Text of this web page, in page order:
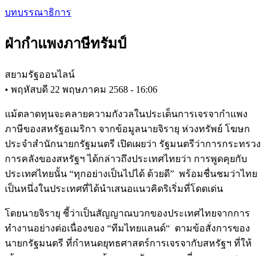
Skip
content
บทบรรณาธิการ
ฝ่ากำแพงภาษีทรัมป์
สยามรัฐออนไลน์
• พฤหัสบดี 22 พฤษภาคม 2568 - 16:06
แม้ตลาดทุนจะคลายความกังวลในประเด็นการเจรจากำแพง
ภาษีของสหรัฐอเมริกา จากข้อมูลนายจิรายุ ห่วงทรัพย์ โฆษก
ประจำสำนักนายกรัฐมนตรี เปิดเผยว่า รัฐมนตรีว่าการกระทรวง
การคลังของสหรัฐฯ ได้กล่าวถึงประเทศไทยว่า การพูดคุยกับ
ประเทศไทยนั้น “ทุกอย่างเป็นไปได้ ด้วยดี” พร้อมชื่นชมว่าไทย
เป็นหนึ่งในประเทศที่ได้นำเสนอแนวคิดริเริ่มที่โดดเด่น
โดยนายจิรายุ ชี้ว่าเป็นสัญญาณบวกของประเทศไทยจากการ
ทำงานอย่างต่อเนื่องของ “ทีมไทยแลนด์“ ตามข้อสั่งการของ
นายกรัฐมนตรี ที่กำหนดยุทธศาสตร์การเจรจากับสหรัฐฯ ที่ให้